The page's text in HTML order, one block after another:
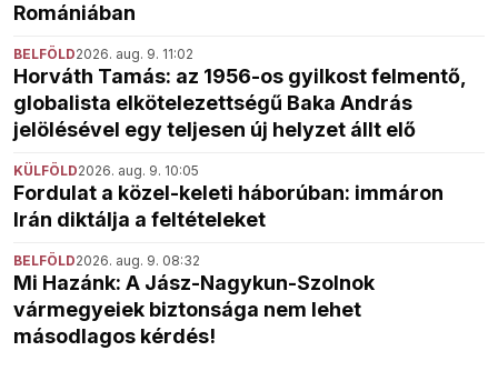
Romániában
BELFÖLD2026. aug. 9. 11:02
Horváth Tamás: az 1956-os gyilkost felmentő,
globalista elkötelezettségű Baka András
jelölésével egy teljesen új helyzet állt elő
KÜLFÖLD2026. aug. 9. 10:05
Fordulat a közel-keleti háborúban: immáron
Irán diktálja a feltételeket
BELFÖLD2026. aug. 9. 08:32
Mi Hazánk: A Jász-Nagykun-Szolnok
vármegyeiek biztonsága nem lehet
másodlagos kérdés!